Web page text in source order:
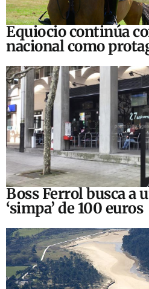
Equiocio continúa
nacional como
Boss Ferrol busca a
‘simpa’ de 100 euros